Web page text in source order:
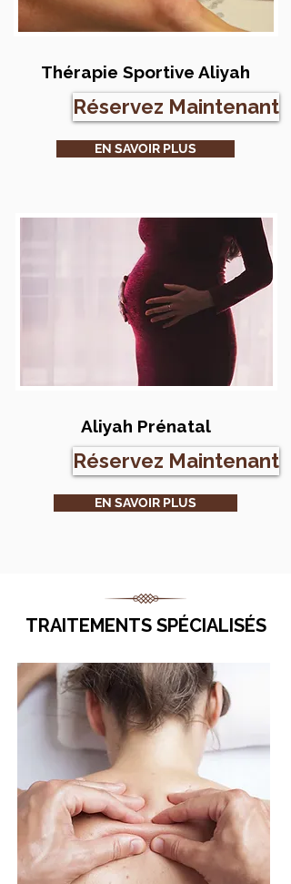
Thérapie Sportive Aliyah
Réservez Maintenant
EN SAVOIR PLUS
Aliyah Prénatal
Réservez Maintenant
EN SAVOIR PLUS
TRAITEMENTS SPÉCIALISÉS